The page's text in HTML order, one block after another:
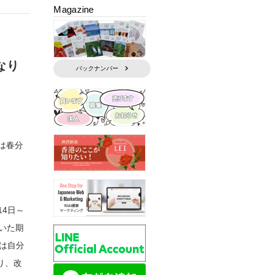
り
春分
日～
た期
自分
、改
Magazine
バックナンバー